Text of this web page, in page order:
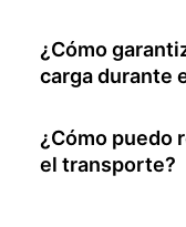
¿Cómo
carga durante
¿Cómo puedo
el transporte?